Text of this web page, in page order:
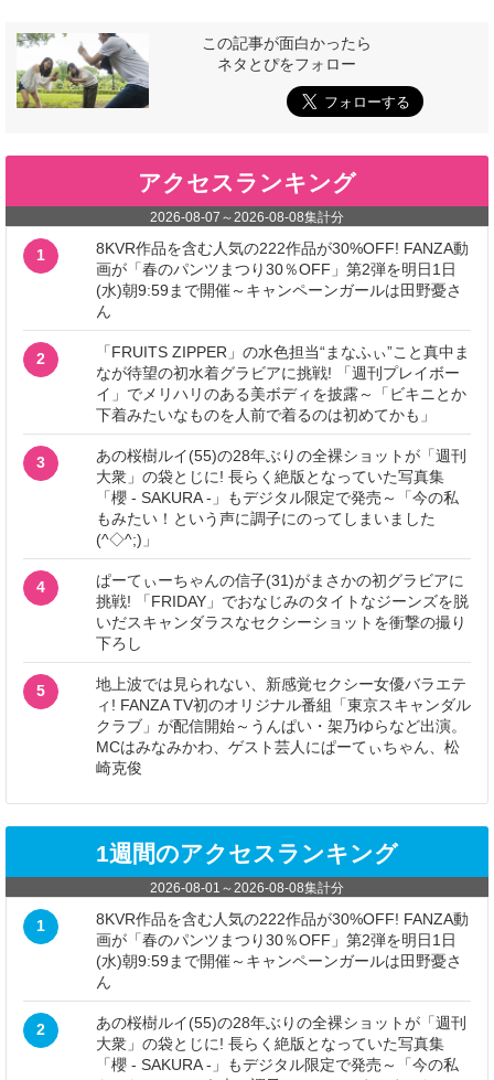
この記事が面白かったら
ネタとぴをフォロー
アクセスランキング
2026-08-07 ～2026-08-08集計分
1
8KVR作品を含む人気の222作品が30%OFF! FANZA動
画が「春のパンツまつり30％OFF」第2弾を明日1日
(水)朝9:59まで開催～キャンペーンガールは田野憂さ
ん
2
「FRUITS ZIPPER」の水色担当“まなふぃ”こと真中ま
なが待望の初水着グラビアに挑戦! 「週刊プレイボー
イ」でメリハリのある美ボディを披露～「ビキニとか
下着みたいなものを人前で着るのは初めてかも」
3
あの桜樹ルイ(55)の28年ぶりの全裸ショットが「週刊
大衆」の袋とじに! 長らく絶版となっていた写真集
「櫻 - SAKURA -」もデジタル限定で発売～「今の私
もみたい！という声に調子にのってしまいました
(^◇^;)」
4
ぱーてぃーちゃんの信子(31)がまさかの初グラビアに
挑戦! 「FRIDAY」でおなじみのタイトなジーンズを脱
いだスキャンダラスなセクシーショットを衝撃の撮り
下ろし
5
地上波では見られない、新感覚セクシー女優バラエテ
ィ! FANZA TV初のオリジナル番組「東京スキャンダル
クラブ」が配信開始～うんぱい・架乃ゆらなど出演。
MCはみなみかわ、ゲスト芸人にぱーてぃちゃん、松
崎克俊
1週間のアクセスランキング
2026-08-01 ～2026-08-08集計分
1
8KVR作品を含む人気の222作品が30%OFF! FANZA動
画が「春のパンツまつり30％OFF」第2弾を明日1日
(水)朝9:59まで開催～キャンペーンガールは田野憂さ
ん
2
あの桜樹ルイ(55)の28年ぶりの全裸ショットが「週刊
大衆」の袋とじに! 長らく絶版となっていた写真集
「櫻 - SAKURA -」もデジタル限定で発売～「今の私